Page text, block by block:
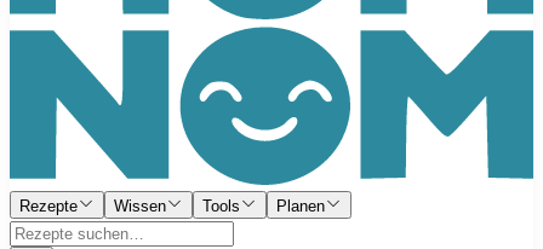
Rezepte Wissen Tools Planen